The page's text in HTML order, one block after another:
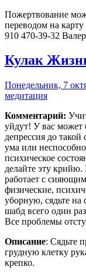
Пожертвование
переводом на
910 470-39-32
Кулак
Понедельник, 7
медитация
Комментарий:
уйдут! У вас может
депрессия до
ума или
психическое
делайте эту
работает с
физические,
уборную, сядьте на
шабд всего один
Все проблемы
Описание: Сядьте
грудную клетку
крепко.